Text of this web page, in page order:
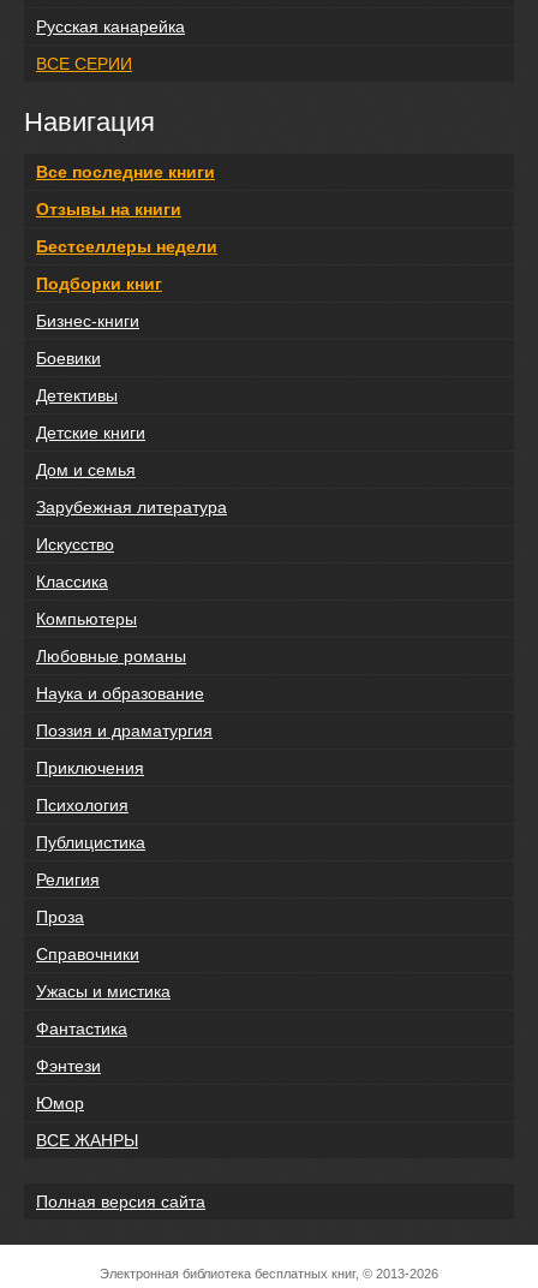
Русская канарейка
ВСЕ СЕРИИ
Навигация
Все последние книги
Отзывы на книги
Бестселлеры недели
Подборки книг
Бизнес-книги
Боевики
Детективы
Детские книги
Дом и семья
Зарубежная литература
Искусство
Классика
Компьютеры
Любовные романы
Наука и образование
Поэзия и драматургия
Приключения
Психология
Публицистика
Религия
Проза
Справочники
Ужасы и мистика
Фантастика
Фэнтези
Юмор
ВСЕ ЖАНРЫ
Полная версия сайта
Электронная библиотека бесплатных книг, © 2013-2026